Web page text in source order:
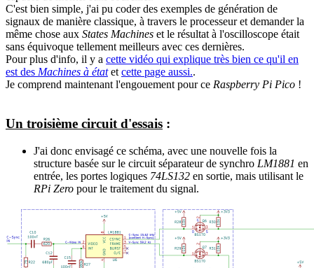
C'est bien simple, j'ai pu coder des exemples de génération de
signaux de manière classique, à travers le processeur et demander la
même chose aux States Machines et le résultat à l'oscilloscope était
sans équivoque tellement meilleurs avec ces dernières.
Pour plus d'info, il y a cette vidéo qui explique très bien ce qu'il en
est des Machines à étatet cette page aussi..
Je comprend maintenant l'engouement pour ce Raspberry Pi Pico !
Un troisième circuit d'essais :
J'ai donc envisagé ce schéma, avec une nouvelle fois la
structure basée sur le circuit séparateur de synchro LM1881 en
entrée, les portes logiques 74LS132 en sortie, mais utilisant le
RPi Zero pour le traitement du signal.